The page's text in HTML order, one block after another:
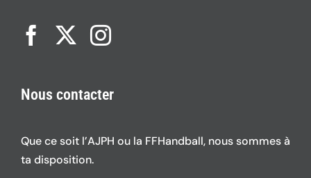
Nous contacter
Que ce soit l’AJPH ou la FFHandball, nous sommes à
ta disposition.